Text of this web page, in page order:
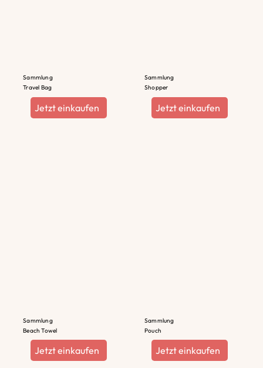
Sammlung
Travel Bag
Jetzt einkaufen
Sammlung
Shopper
Jetzt einkaufen
Sammlung
Beach Towel
Jetzt einkaufen
Sammlung
Pouch
Jetzt einkaufen